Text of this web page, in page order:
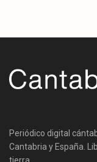
Periódico digital
Cantabria y España.
tierra.